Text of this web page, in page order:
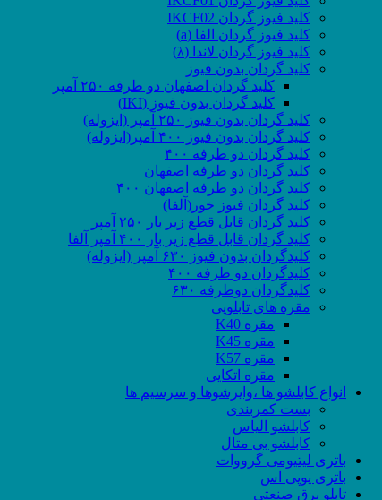
کلید فیوز گردان IKCF02
کلید فیوز گردان الفا (a)
کلید فیوز گردان لاندا (λ)
کلید گردان بدون فیوز
کلید گردان اصفهان دو طرفه ۲۵۰ آمپر
کلید گردان بدون فیوز (IKI)
کلید گردان بدون فیوز ۲۵۰ آمپر (ایزوله)
کلید گردان بدون فیوز ۴۰۰ آمپر(ایزوله)
کلید گردان دو طرفه ۴۰۰
کلید گردان دو طرفه اصفهان
کلید گردان دو طرفه اصفهان ۴۰۰
کلید گردان فیوز خور(آلفا)
کلید گردان قابل قطع زیر بار ۲۵۰ آمپر
کلید گردان قابل قطع زیر بار ۴۰۰ آمپر آلفا
کلیدگردان بدون فیوز ۶۳۰ آمپر (ایزوله)
کلیدگردان دو طرفه ۴۰۰
کلیدگردان دوطرفه ۶۳۰
مقره های تابلویی
مقره K40
مقره K45
مقره K57
مقره اتکایی
انواع کابلشو ها ،وایرشوها و سرسیم ها
بست کمربندی
کابلشو الیاس
کابلشو بی متال
باتری لیتیومی گرووات
باتری یوپی اس
تابلو برق صنعتی